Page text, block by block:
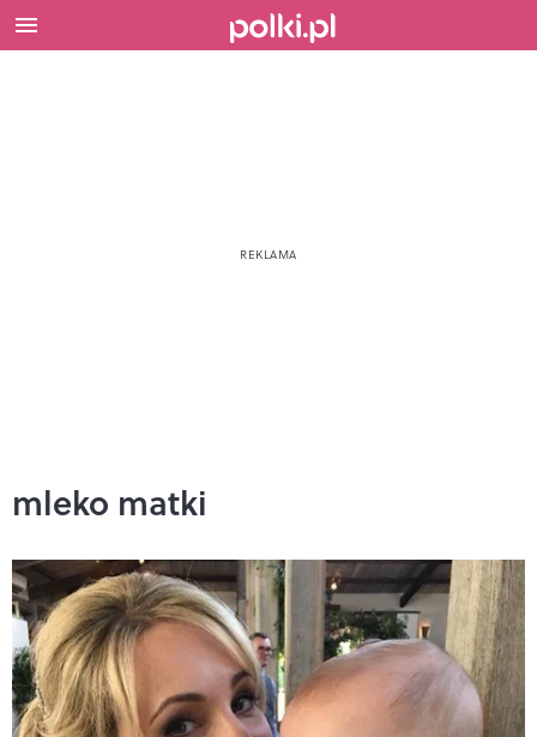
mleko matki